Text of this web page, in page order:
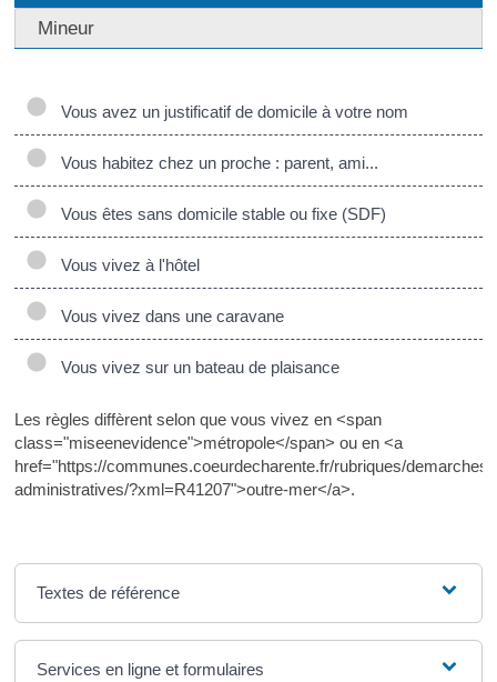
Mineur
Vous avez un justificatif de domicile à votre nom
Vous habitez chez un proche : parent, ami...
Vous êtes sans domicile stable ou fixe (SDF)
Vous vivez à l'hôtel
Vous vivez dans une caravane
Vous vivez sur un bateau de plaisance
Les règles diffèrent selon que vous vivez en <span
class="miseenevidence">métropole</span> ou en <a
href="https://communes.coeurdecharente.fr/rubriques/demarches-
administratives/?xml=R41207">outre-mer</a>.
Textes de référence
Services en ligne et formulaires